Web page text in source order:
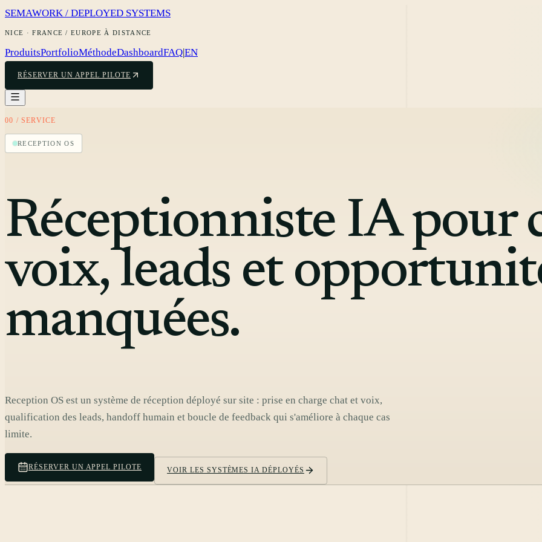
SEMAWORK / DEPLOYED SYSTEMS
NICE · FRANCE / EUROPE À DISTANCE
ProduitsPortfolioMéthodeDashboardFAQ|EN
RÉSERVER UN APPEL PILOTE
00 / SERVICE
RECEPTION OS
Réceptionniste IA pour
voix, leads et
manquées.
Reception OS est un système de réception déployé sur site : prise en charge chat et voix,
qualification des leads, handoff humain et boucle de feedback qui s'améliore à chaque cas
limite.
RÉSERVER UN APPEL PILOTE VOIR LES SYSTÈMES IA DÉPLOYÉS